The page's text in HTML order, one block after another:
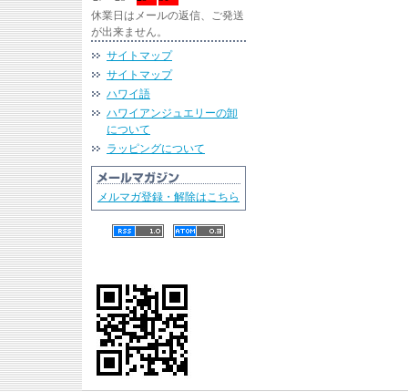
休業日はメールの返信、ご発送
が出来ません。
サイトマップ
サイトマップ
ハワイ語
ハワイアンジュエリーの卸
について
ラッピングについて
メルマガ登録・解除はこちら